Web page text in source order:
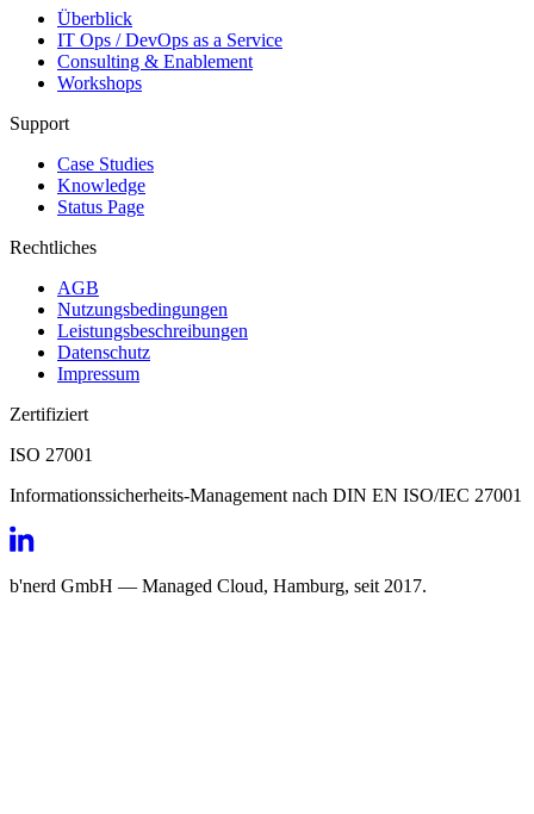
Überblick
IT Ops / DevOps as a Service
Consulting & Enablement
Workshops
Support
Case Studies
Knowledge
Status Page
Rechtliches
AGB
Nutzungsbedingungen
Leistungsbeschreibungen
Datenschutz
Impressum
Zertifiziert
ISO 27001
Informationssicherheits-Management nach DIN EN ISO/IEC 27001
b'nerd GmbH — Managed Cloud, Hamburg, seit 2017.